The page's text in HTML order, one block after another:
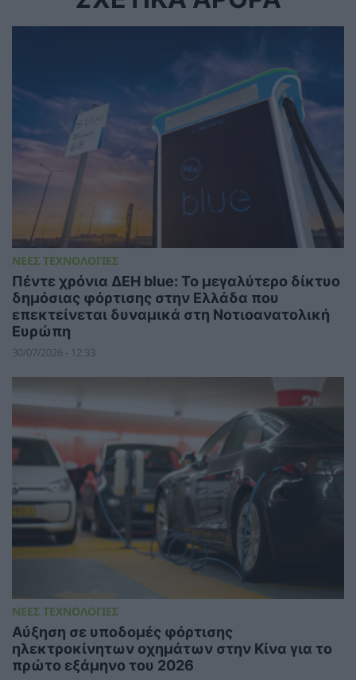
ΝΕΕΣ ΤΕΧΝΟΛΟΓΙΕΣ
Πέντε χρόνια ΔΕΗ blue: Το μεγαλύτερο δίκτυο
δημόσιας φόρτισης στην Ελλάδα που
επεκτείνεται δυναμικά στη Νοτιοανατολική
Ευρώπη
30/07/2026 - 12:33
ΝΕΕΣ ΤΕΧΝΟΛΟΓΙΕΣ
Αύξηση σε υποδομές φόρτισης
ηλεκτροκίνητων οχημάτων στην Κίνα για το
πρώτο εξάμηνο του 2026